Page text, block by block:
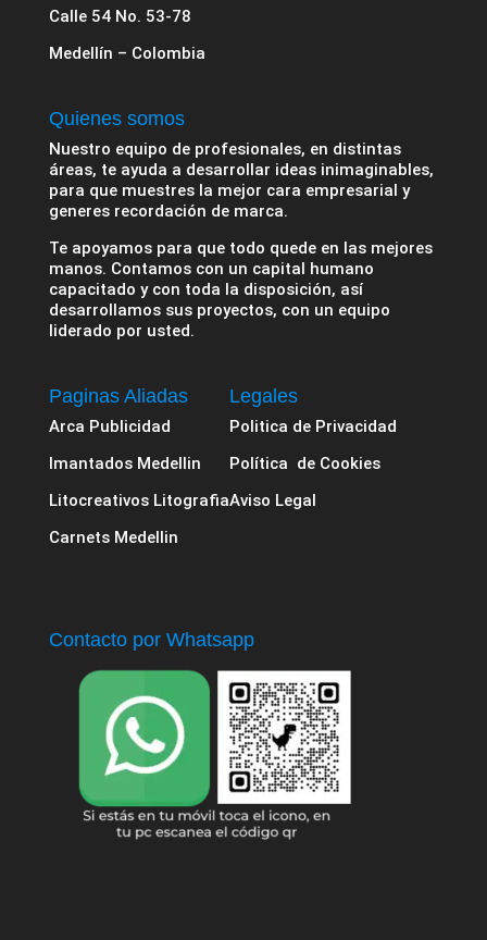
Calle 54 No. 53-78
Medellín – Colombia
Quienes somos
Nuestro equipo de profesionales, en distintas
áreas, te ayuda a desarrollar ideas inimaginables,
para que muestres la mejor cara empresarial y
generes recordación de marca.
Te apoyamos para que todo quede en las mejores
manos. Contamos con un capital humano
capacitado y con toda la disposición, así
desarrollamos sus proyectos, con un equipo
liderado por usted.
Paginas Aliadas
Arca Publicidad
Imantados Medellin
Litocreativos Litografia
Carnets Medellin
Legales
Politica de Privacidad
Política de Cookies
Aviso Legal
Contacto por Whatsapp